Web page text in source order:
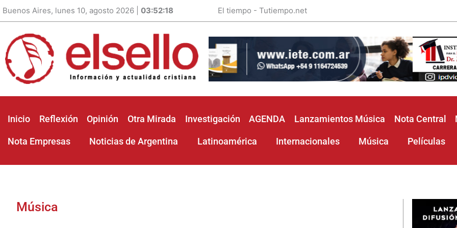
Buenos Aires, lunes 10, agosto 2026 | 03:52:20 El tiempo - Tutiempo.net
Inicio Reflexión Opinión Otra Mirada Investigación AGENDA Lanzamientos Música Nota Central
Nota Empresas Noticias de Argentina Latinoamérica Internacionales Música Películas
Música